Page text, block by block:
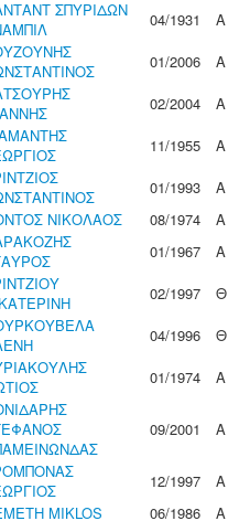
ΣΠΥΡΙΔΩΝ
04/1931
Α
01/2006
Α
02/2004
Α
11/1955
Α
01/1993
Α
ΝΙΚΟΛΑΟΣ 08/1974
Α
01/1967
Α
02/1997
Θ
04/1996
Θ
01/1974 Α
09/2001 Α
12/1997
Α
MIKLOS 06/1986
Α